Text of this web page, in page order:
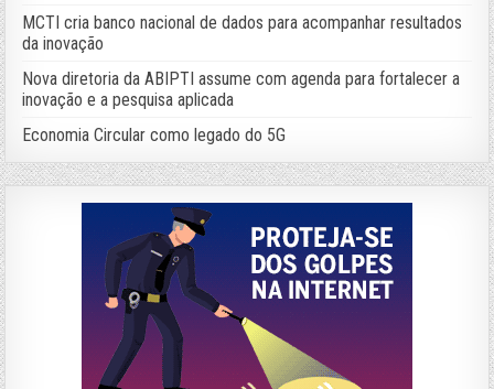
MCTI cria banco nacional de dados para acompanhar resultados
da inovação
Nova diretoria da ABIPTI assume com agenda para fortalecer a
inovação e a pesquisa aplicada
Economia Circular como legado do 5G